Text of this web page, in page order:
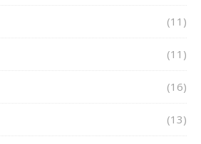
(11)
(11)
(16)
(13)